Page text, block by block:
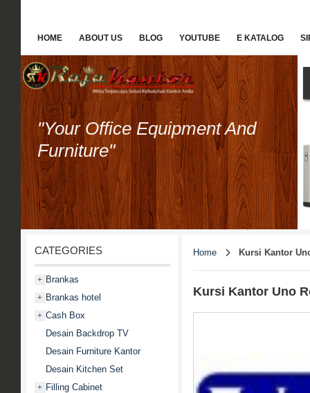
HOME ABOUT US BLOG YOUTUBE E KATALOG
"Your Office Equipment And
Furniture"
CATEGORIES
+ Brankas
+ Brankas hotel
+ Cash Box
Desain Backdrop TV
Desain Furniture Kantor
Desain Kitchen Set
+ Filling Cabinet
Home Kursi Kantor
Kursi Kantor Uno